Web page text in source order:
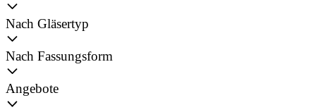
Nach Gläsertyp
Nach Fassungsform
Angebote